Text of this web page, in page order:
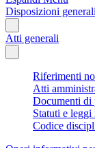
Disposizioni generali
Atti generali
Riferimenti
Atti
Documenti di
Statuti e leggi
Codice